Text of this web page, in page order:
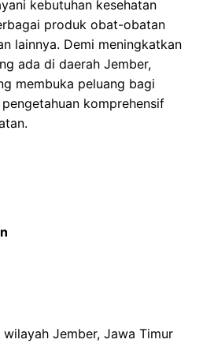
kebutuhan kesehatan
produk obat-obatan
lainnya. Demi meningkatkan
ada di daerah Jember,
membuka peluang bagi
komprehensif
Jember, Jawa Timur